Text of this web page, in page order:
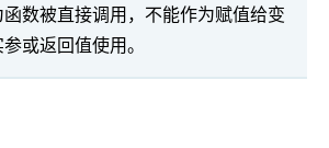
数被直接调用，不能作为赋值给变
或返回值使用。